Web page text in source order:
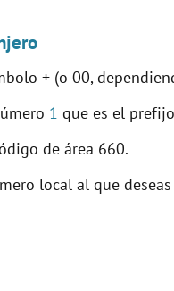
+ (o 00,
1 que es el
de área 660.
local al que